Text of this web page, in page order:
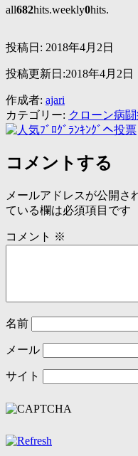
all682hits.weekly0hits.
投稿日: 2018年4月2日
投稿更新日:2018年4月2日
作成者: ajari
カテゴリー: クローン病
コメントする
メールアドレスが公開さ
ている欄は必須項目です
コメント ※
名前
メール
サイト